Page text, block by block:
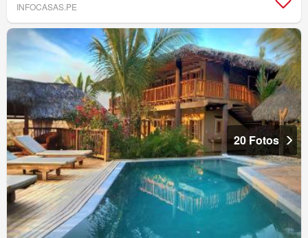
INFOCASAS.PE
20 Fotos